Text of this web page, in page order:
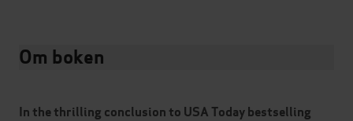
Om boken
In the thrilling conclusion to USA Today bestselling